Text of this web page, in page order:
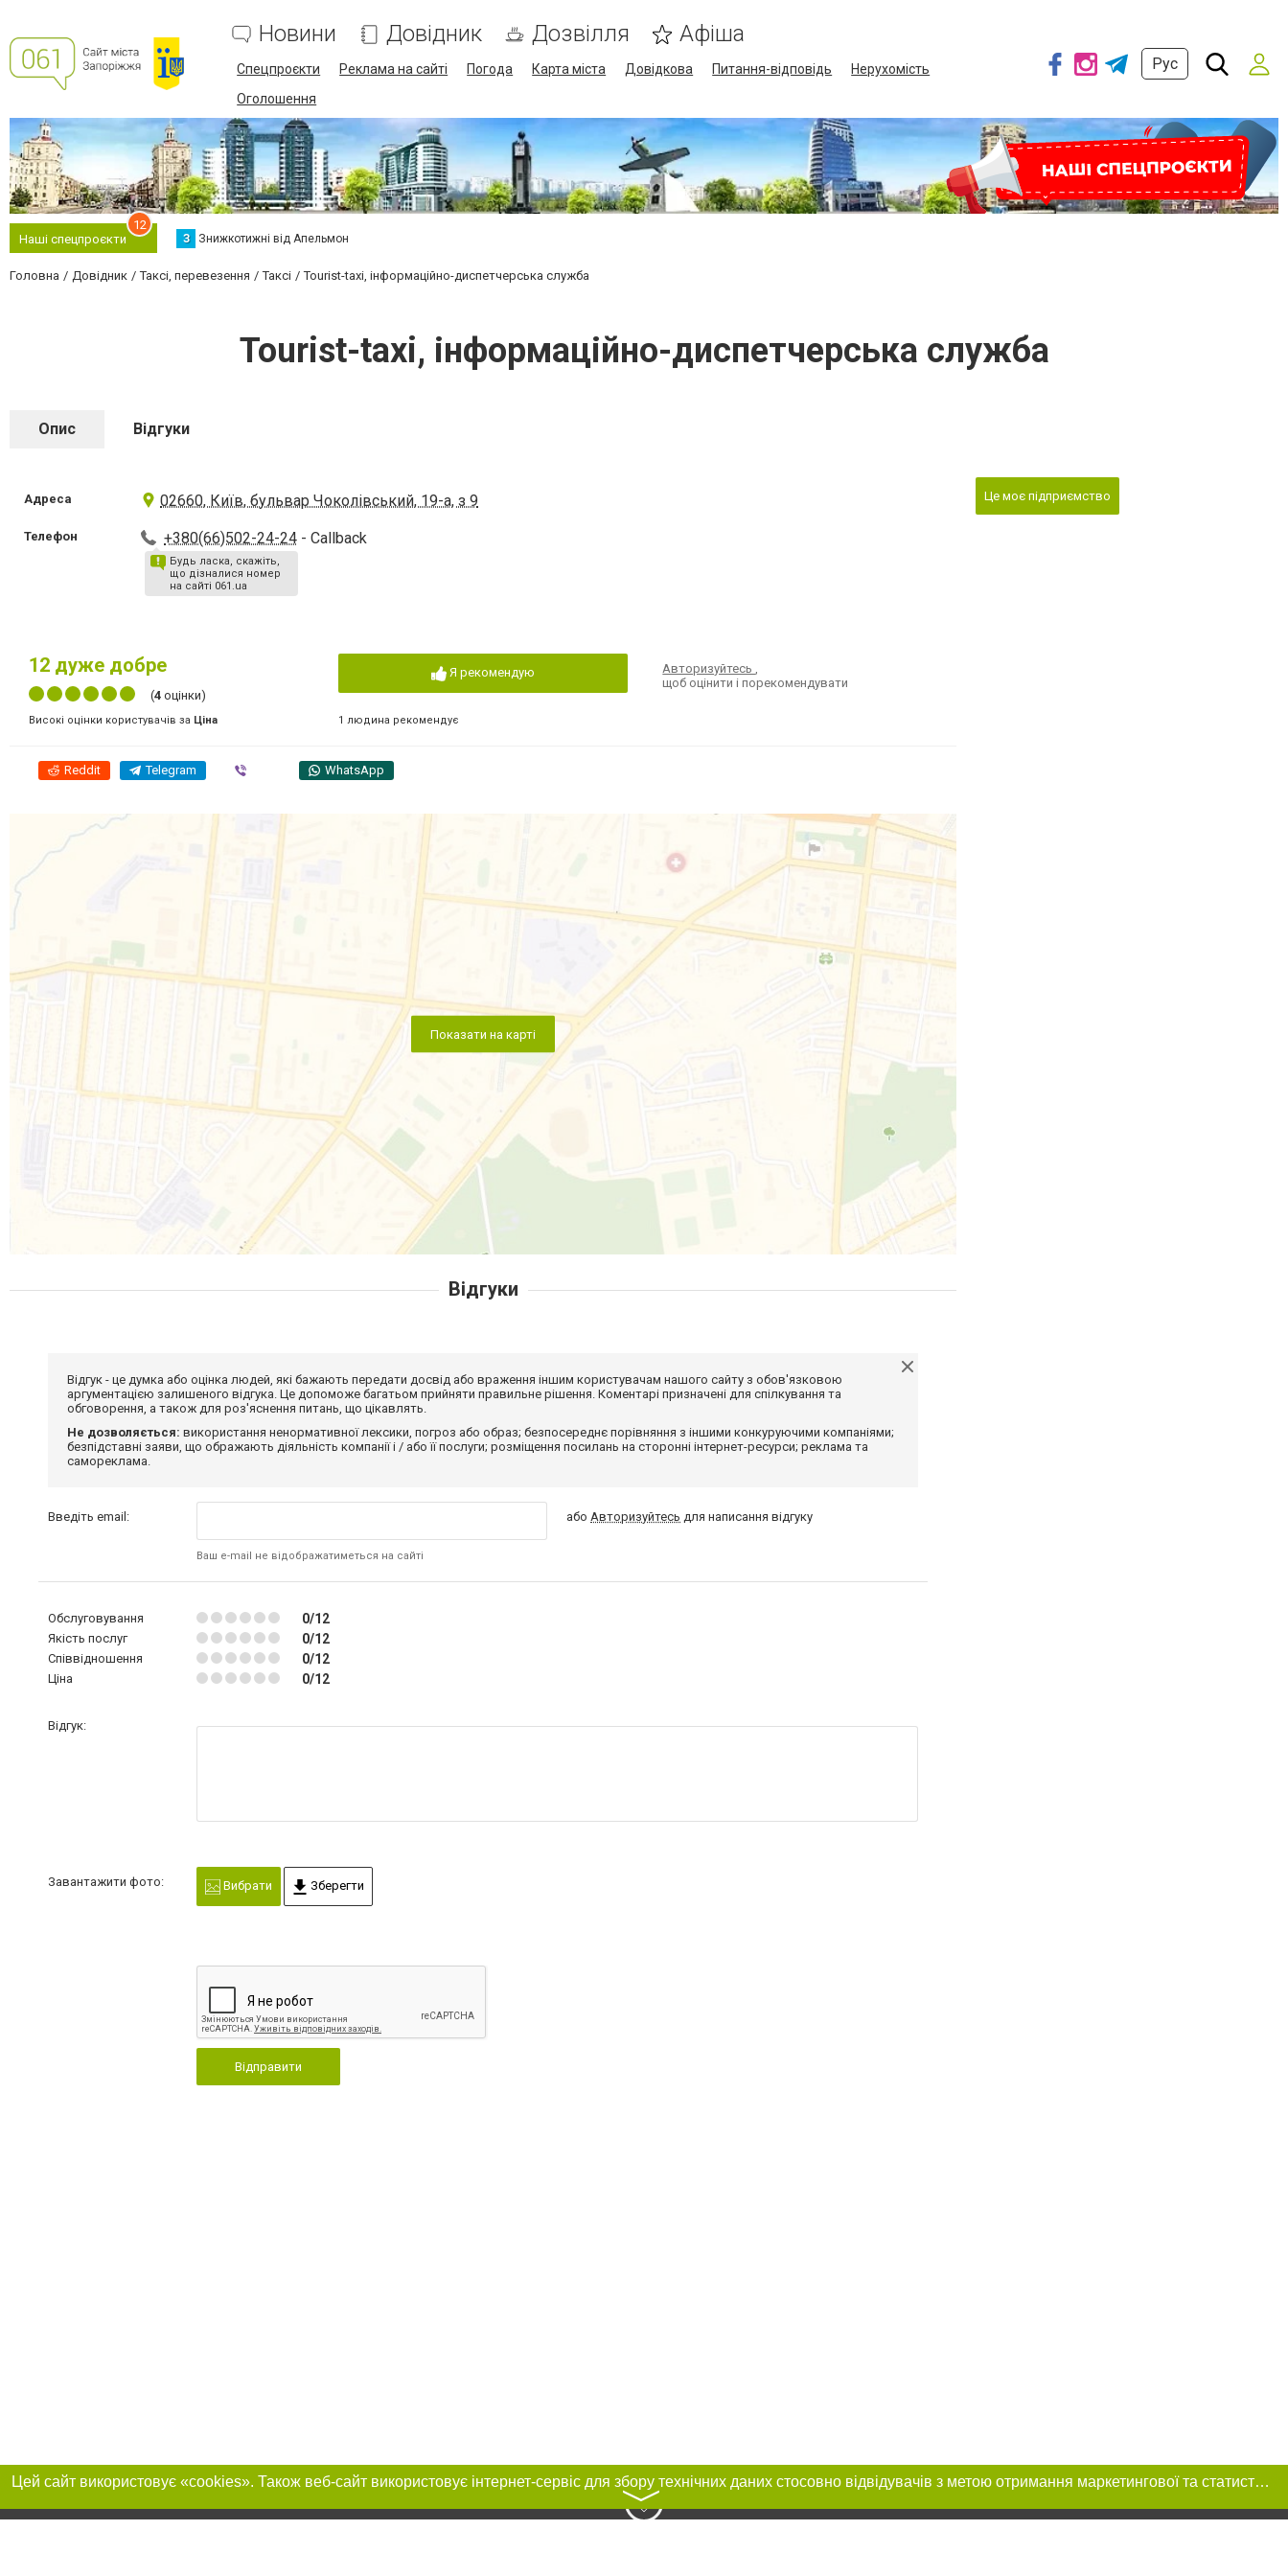
Новини Довідник Дозвілля Афіша
Спецпроєкти Реклама на сайті Погода Карта міста Довідкова Питання-відповідь
Нерухомість
Оголошення
Рус
Наші спецпроєкти
12
З Знижкотижні від Апельмон
Головна Довідник Таксі, перевезення Таксі Tourist-taxi, інформаційно-диспетчерська служба
Tourist-taxi, інформаційно-диспетчерська служба
Опис Відгуки
Адреса 02660, Київ, бульвар Чоколівський, 19-а, з 9
Телефон +380(66)502-24-24 - Callback
Будь ласка, скажіть,
що дізналися номер
на сайті 061.ua
12 дуже добре
(4 оцінки)
Високі оцінки користувачів за Ціна
Я рекомендую
1 людина рекомендує
Авторизуйтесь,
щоб оцінити і порекомендувати
Reddit Telegram WhatsApp
Показати на карті
Це моє підприємство
Відгуки
Відгук - це думка або оцінка людей, які бажають передати досвід або враження іншим користувачам нашого сайту з обов'язковою
аргументацією залишеного відгука. Це допоможе багатьом прийняти правильне рішення. Коментарі призначені для спілкування та
обговорення, а також для роз'яснення питань, що цікавлять.
Не дозволяється: використання ненормативної лексики, погроз або образ; безпосереднє порівняння з іншими конкуруючими компаніями;
безпідставні заяви, що ображають діяльність компанії і / або її послуги; розміщення посилань на сторонні інтернет-ресурси; реклама та
самореклама.
Введіть email:
Ваш e-mail не відображатиметься на сайті
абоАвторизуйтесь для написання відгуку
Обслуговування 0/12
Якість послуг 0/12
Співвідношення 0/12
Ціна 0/12
Відгук:
Завантажити фото: Вибрати Зберегти
Відправити
Цей сайт використовує «cookies». Також веб-сайт використовує інтернет-сервіс для збору технічних даних стосовно відвідувачів з метою отримання маркетингової та статистичної інформації. Умови обробки даних відвідувачів сайту див.
〉